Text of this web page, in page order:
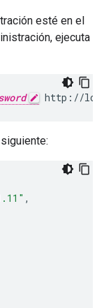
esté en el
ejecuta
http://
,